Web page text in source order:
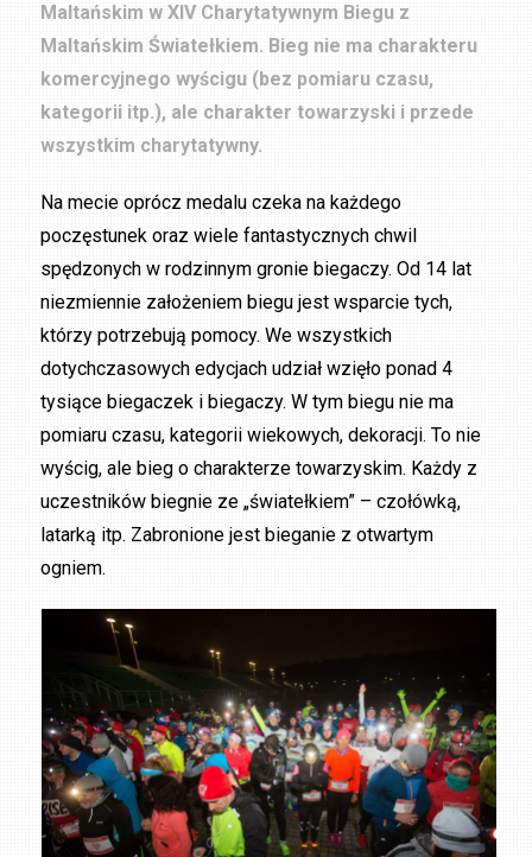
Maltańskim w XIV Charytatywnym Biegu z
Maltańskim Światełkiem. Bieg nie ma charakteru
komercyjnego wyścigu (bez pomiaru czasu,
kategorii itp.), ale charakter towarzyski i przede
wszystkim charytatywny.
Na mecie oprócz medalu czeka na każdego
poczęstunek oraz wiele fantastycznych chwil
spędzonych w rodzinnym gronie biegaczy. Od 14 lat
niezmiennie założeniem biegu jest wsparcie tych,
którzy potrzebują pomocy. We wszystkich
dotychczasowych edycjach udział wzięło ponad 4
tysiące biegaczek i biegaczy. W tym biegu nie ma
pomiaru czasu, kategorii wiekowych, dekoracji. To nie
wyścig, ale bieg o charakterze towarzyskim. Każdy z
uczestników biegnie ze „światełkiem” – czołówką,
latarką itp. Zabronione jest bieganie z otwartym
ogniem.